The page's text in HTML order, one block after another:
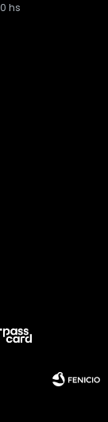
hs